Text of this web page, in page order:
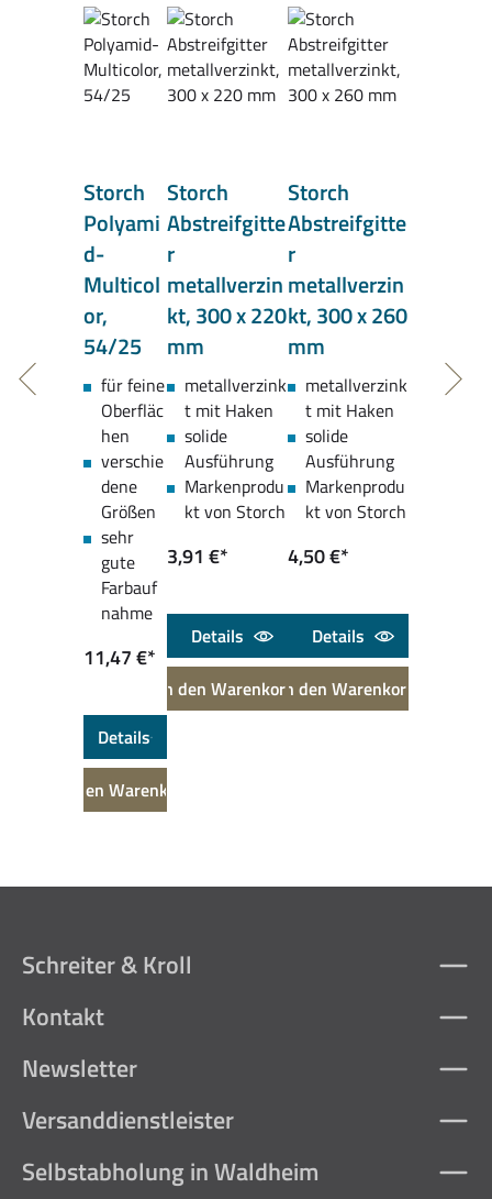
Storch
Polyami
d-
Multicol
or,
54/25
für feine
Oberfläc
hen
verschie
dene
Größen
sehr
gute
Farbauf
nahme
11,47 €*
Details
In den Warenkorb
Storch
Abstreifgitte
r
metallverzin
kt, 300 x 220
mm
metallverzink
t mit Haken
solide
Ausführung
Markenprodu
kt von Storch
3,91 €*
Details
In den Warenkorb
Storch
Abstreifgitte
r
metallverzin
kt, 300 x 260
mm
metallverzink
t mit Haken
solide
Ausführung
Markenprodu
kt von Storch
4,50 €*
Details
In den Warenkorb
Schreiter & Kroll
Kontakt
Newsletter
Versanddienstleister
Selbstabholung in Waldheim